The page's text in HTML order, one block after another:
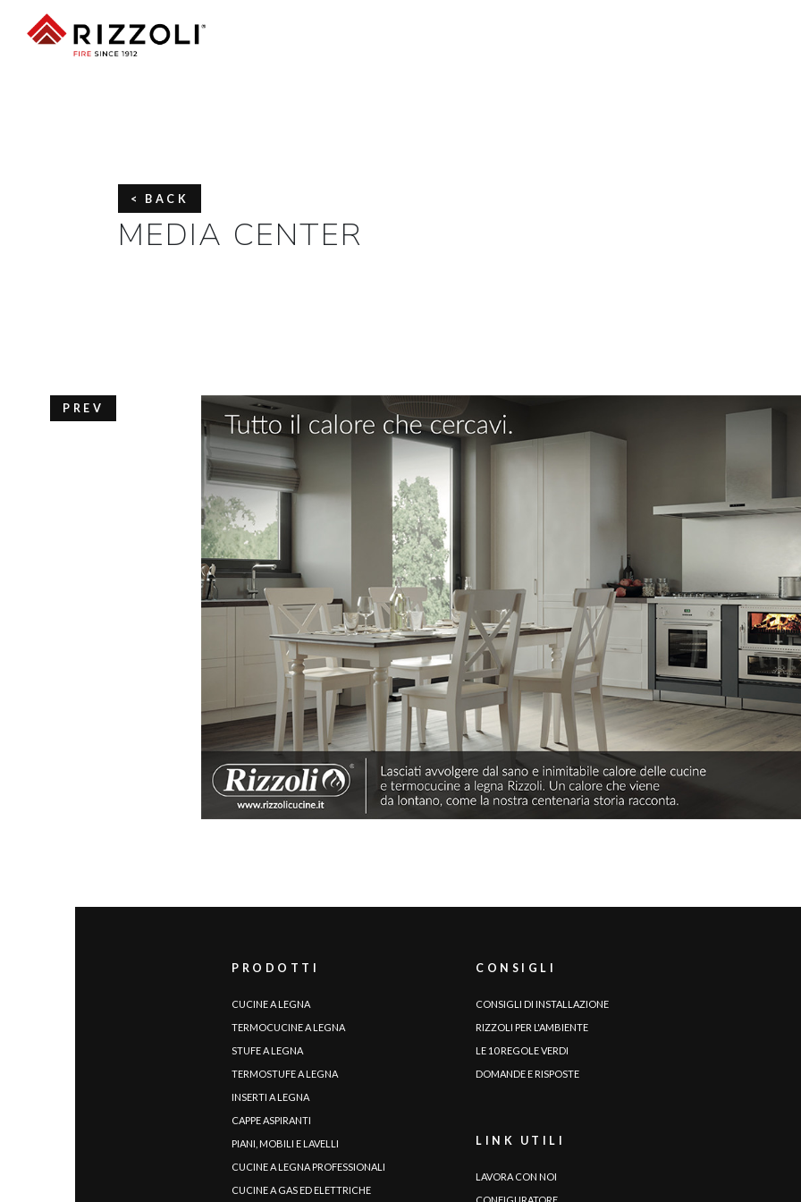
HOME
RIZZOLI
CUCINE
La potenza del fuoco
plasmata da passione e
tecnologia
AZIENDA
PRODOTTI
AGEVOLAZIONI
CATALOGHI
STRUMENTI
NEWS
MEDIA
CONTATTI
area riservata
|ES |SE |SK | CZ |
< BACK
MEDIA CENTER
PREV
PRODOTTI
CUCINE A LEGNA
TERMOCUCINE A LEGNA
STUFE A LEGNA
TERMOSTUFE A LEGNA
INSERTI A LEGNA
CAPPE ASPIRANTI
PIANI, MOBILI E LAVELLI
CUCINE A LEGNA PROFESSIONALI
CUCINE A GAS ED ELETTRICHE
CONSIGLI
CONSIGLI DI INSTALLAZIONE
RIZZOLI PER L'AMBIENTE
LE 10 REGOLE VERDI
DOMANDE E RISPOSTE
LINK UTILI
LAVORA CON NOI
CONFIGURATORE